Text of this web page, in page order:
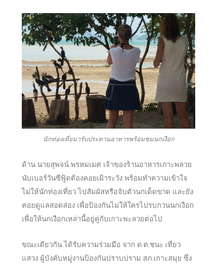
นักท่องเที่ยมารับประทานอาหารพร้อมชมนกเงือก
ด้าน นายสุพจน์ พรหมเมศ เจ้าของร้านอาหารเกาะพลวย
นับเบอร์วันซีฟู้ดต้องคอยเฝ้าระวัง พร้อมทำความเข้าใจ
ไม่ให้นักท่องเที่ยว ไปสัมผัสหรือจับตัวนกเด็ดขาด และยัง
คอยดูแลสอดส่อง เพื่อป้องกันไม่ให้ใครไปรบกวนนกเงือก
เพื่อให้นกเงือกเหล่านี้อยู่คู่กับเกาะพะลวยต่อไป
ขณะเดียวกัน ได้รับความร่วมมือ จาก ด.ต.ชนะ เที่ยว
แสวง ผู้บังคับหมู่งานป้องกันปราบปราม สภ.เกาะสมุย ซึ่ง